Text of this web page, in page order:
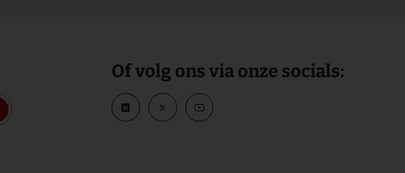
Of volg ons via onze socials: